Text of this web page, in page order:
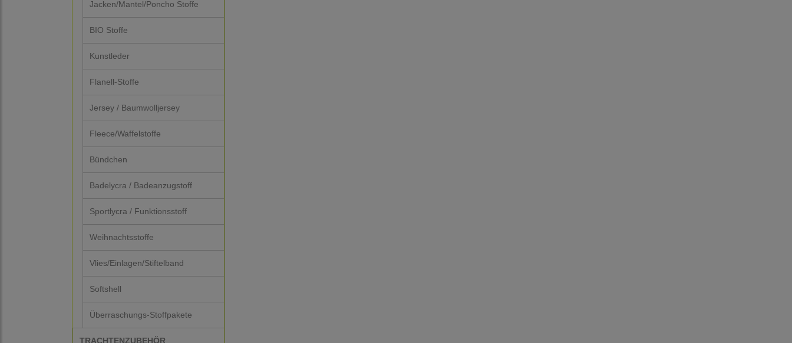
Jacken/Mantel/Poncho Stoffe
BIO Stoffe
Kunstleder
Flanell-Stoffe
Jersey / Baumwolljersey
Fleece/Waffelstoffe
Bündchen
Badelycra / Badeanzugstoff
Sportlycra / Funktionsstoff
Weihnachtsstoffe
Vlies/Einlagen/Stiftelband
Softshell
Überraschungs-Stoffpakete
TRACHTENZUBEHÖR